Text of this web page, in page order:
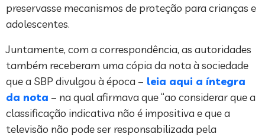
preservasse mecanismos de proteção para crianças e
adolescentes.
Juntamente, com a correspondência, as autoridades
também receberam uma cópia da nota à sociedade
que a SBP divulgou à época – leia aqui a íntegra
da nota – na qual afirmava que “ao considerar que a
classificação indicativa não é impositiva e que a
televisão não pode ser responsabilizada pela